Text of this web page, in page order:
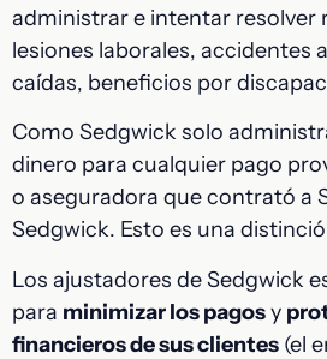
administrar e intentar resolver
lesiones laborales, accidentes
caídas, beneficios por
Como Sedgwick solo
dinero para cualquier pago
o aseguradora que contrató a
Sedgwick. Esto es una
Los ajustadores de Sedgwick
para minimizar los pagosy
financieros de sus clientes (el